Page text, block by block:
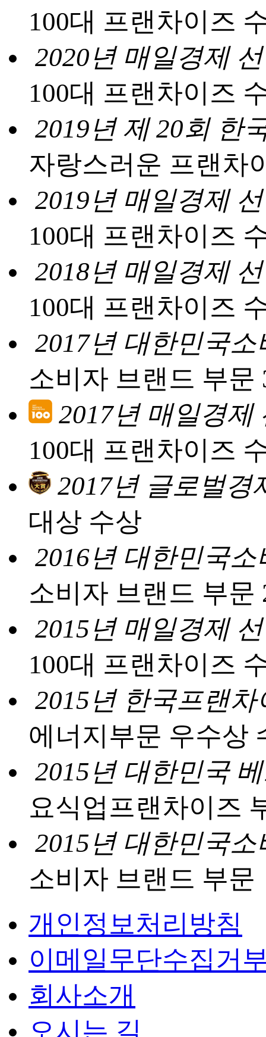
100대 프랜차이즈
2020년 매일경제
100대 프랜차이즈
2019년 제 20회 한
자랑스러운 프랜차
2019년 매일경제
100대 프랜차이즈
2018년 매일경제
100대 프랜차이즈
2017년 대한민국
소비자 브랜드 부문
2017년 매일경제
100대 프랜차이즈
2017년 글로벌경
대상 수상
2016년 대한민국
소비자 브랜드 부문
2015년 매일경제
100대 프랜차이즈
2015년 한국프랜차
에너지부문 우수상
2015년 대한민국
요식업프랜차이즈
2015년 대한민국
소비자 브랜드 부문
개인정보처리방침
이메일무단수집거
회사소개